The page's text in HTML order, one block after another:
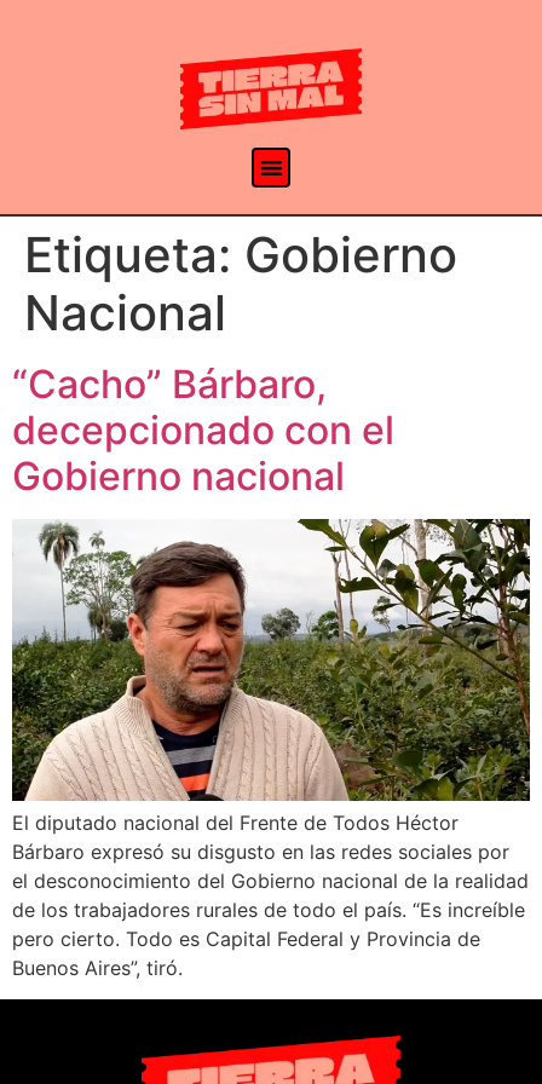
Etiqueta: Gobierno
Nacional
“Cacho” Bárbaro,
decepcionado con el
Gobierno nacional
El diputado nacional del Frente de Todos Héctor
Bárbaro expresó su disgusto en las redes sociales por
el desconocimiento del Gobierno nacional de la realidad
de los trabajadores rurales de todo el país. “Es increíble
pero cierto. Todo es Capital Federal y Provincia de
Buenos Aires”, tiró.